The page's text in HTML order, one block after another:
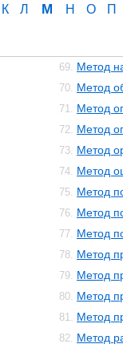
К Л М Н О
П
69. Метод
70. Метод
71. Метод
72. Метод
73. Метод
74. Метод
75. Метод
76. Метод
77. Метод
78. Метод
79. Метод
80. Метод
81. Метод
82. Метод